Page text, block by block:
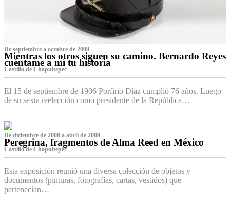
De septiembre a octubre de 2009
Mientras los otros siguen su camino. Bernardo Reyes
cuéntame a mí tu historia
Castillo de Chapultepec
El 15 de septiembre de 1906 Porfirio Díaz cumplió 76 años. Luego
de su sexta reelección como presidente de la República…
De diciembre de 2008 a abril de 2009
Peregrina, fragmentos de Alma Reed en México
Castillo de Chapultepec
Esta exposición reunió una diversa colección de objetos y
documentos (pinturas, fotografías, cartas, vestidos) que
pertenecían…